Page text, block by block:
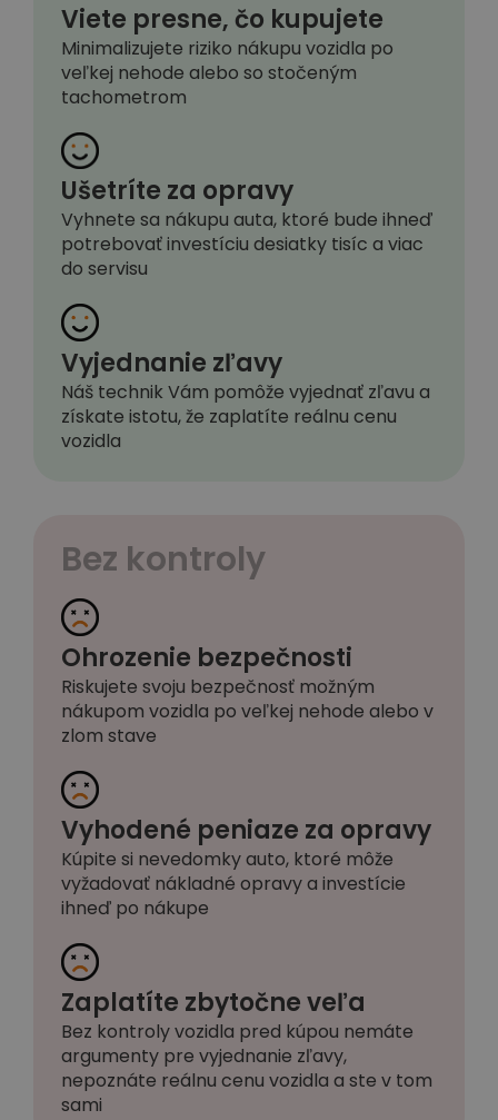
Viete presne, čo kupujete
Minimalizujete riziko nákupu vozidla po
veľkej nehode alebo so stočeným
tachometrom
Ušetríte za opravy
Vyhnete sa nákupu auta, ktoré bude ihneď
potrebovať investíciu desiatky tisíc a viac
do servisu
Vyjednanie zľavy
Náš technik Vám pomôže vyjednať zľavu a
získate istotu, že zaplatíte reálnu cenu
vozidla
Bez kontroly
Ohrozenie bezpečnosti
Riskujete svoju bezpečnosť možným
nákupom vozidla po veľkej nehode alebo v
zlom stave
Vyhodené peniaze za opravy
Kúpite si nevedomky auto, ktoré môže
vyžadovať nákladné opravy a investície
ihneď po nákupe
Zaplatíte zbytočne veľa
Bez kontroly vozidla pred kúpou nemáte
argumenty pre vyjednanie zľavy,
nepoznáte reálnu cenu vozidla a ste v tom
sami